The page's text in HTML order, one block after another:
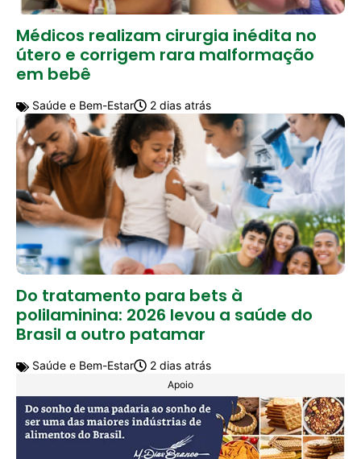
Médicos realizam cirurgia inédita no
útero e corrigem rara malformação
em bebê
Saúde e Bem-Estar 2 dias atrás
Do tratamento para bets à
polilaminina: 2026 levou a saúde do
Brasil a outro patamar
Saúde e Bem-Estar 2 dias atrás
Apoio